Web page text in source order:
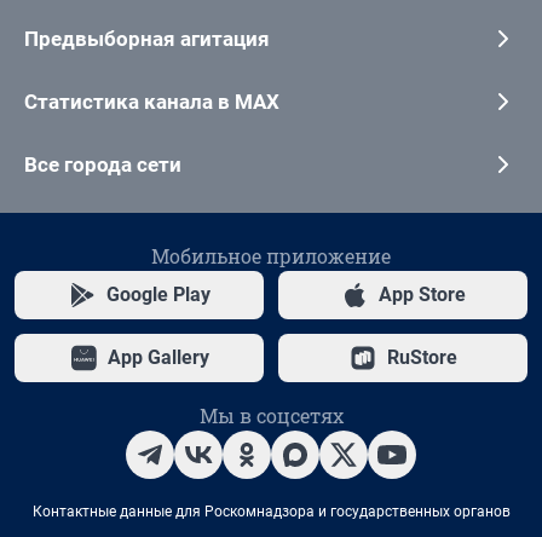
Предвыборная агитация
Статистика канала в MAX
Все города сети
Мобильное приложение
Google Play App Store
App Gallery RuStore
Мы в соцсетях
Контактные данные для Роскомнадзора и государственных органов